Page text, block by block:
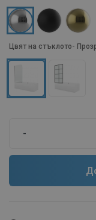
Цвят на стъклото -
-